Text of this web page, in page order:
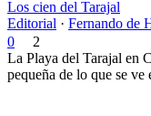
Los cien del Tarajal
Editorial · Fernando de
0
2
La Playa del Tarajal en
pequeña de lo que se ve